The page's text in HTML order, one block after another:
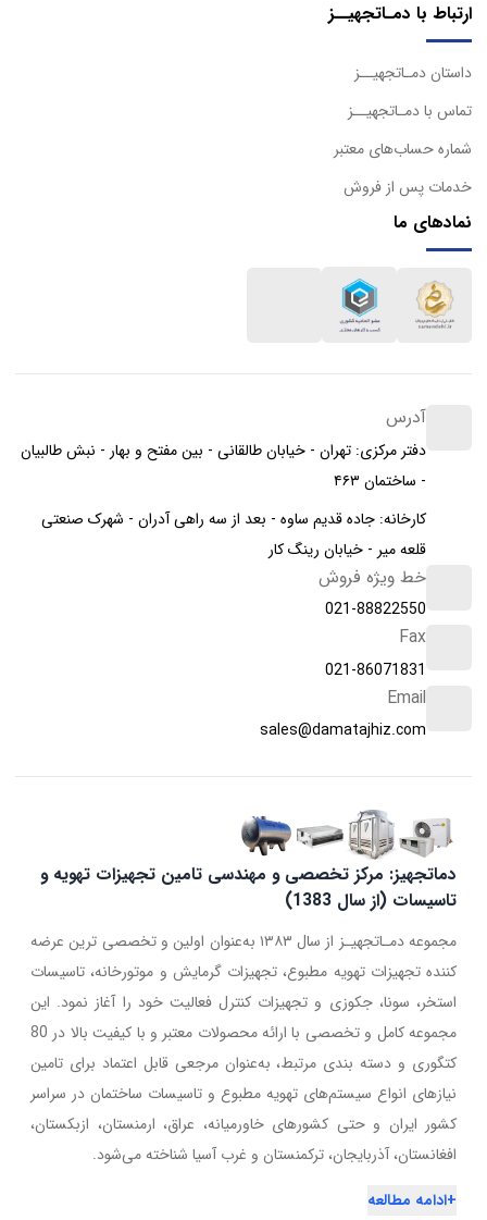
ارتباط با دمـاتجهیــز
داستان دمـاتجهیــز
تماس با دمـاتجهیــز
شماره حساب‌های معتبر
خدمات پس از فروش
نمادهای ما
آدرس
دفتر مرکزی: تهران - خیابان طالقانی - بین مفتح و بهار - نبش طالبیان
- ساختمان ۴۶۳
کارخانه: جاده قدیم ساوه - بعد از سه راهی آدران - شهرک صنعتی
قلعه میر - خیابان رینگ کار
خط ویژه فروش
021-88822550
Fax
021-86071831
Email
sales@damatajhiz.com
دماتجهیز: مرکز تخصصی و مهندسی تامین تجهیزات تهویه و
تاسیسات (از سال 1383)
مجموعه دمـاتجهیـز از سال ۱۳۸۳ به‌عنوان اولین و تخصصی ترین عرضه
کننده تجهیزات تهویه مطبوع، تجهیزات گرمایش و موتورخانه، تاسیسات
استخر، سونا، جکوزی و تجهیزات کنترل فعالیت خود را آغاز نمود. این
مجموعه کامل و تخصصی با ارائه محصولات معتبر و با کیفیت بالا در 80
کتگوری و دسته بندی مرتبط، به‌عنوان مرجعی قابل اعتماد برای تامین
نیازهای انواع سیستم‌های تهویه مطبوع و تاسیسات ساختمان در سراسر
کشور ایران و حتی کشورهای خاورمیانه، عراق، ارمنستان، ازبکستان،
افغانستان، آذربایجان، ترکمنستان و غرب آسیا شناخته می‌شود.
+ادامه مطالعه